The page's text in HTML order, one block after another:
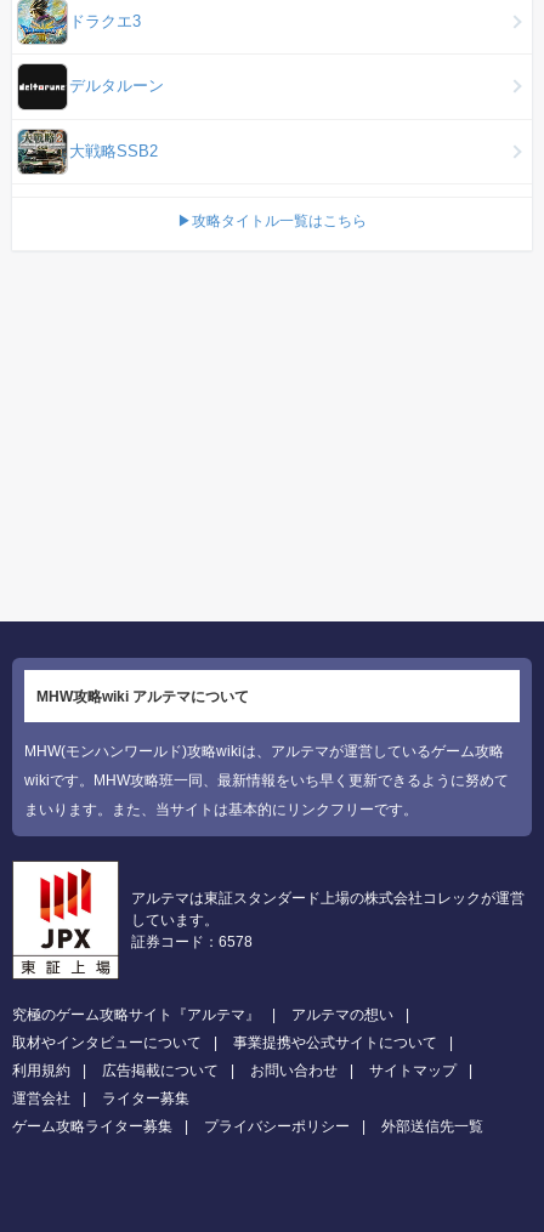
ドラクエ3
デルタルーン
大戦略SSB2
▶攻略タイトル一覧はこちら
MHW攻略wiki アルテマについて
MHW(モンハンワールド)攻略wikiは、アルテマが運営しているゲーム攻略
wikiです。MHW攻略班一同、最新情報をいち早く更新できるように努めて
まいります。また、当サイトは基本的にリンクフリーです。
アルテマは東証スタンダード上場の株式会社コレックが運営
しています。
証券コード：6578
究極のゲーム攻略サイト『アルテマ』
アルテマの想い
取材やインタビューについて
事業提携や公式サイトについて
利用規約
広告掲載について お問い合わせ
サイトマップ
運営会社
ライター募集
ゲーム攻略ライター募集
プライバシーポリシー 外部送信先一覧